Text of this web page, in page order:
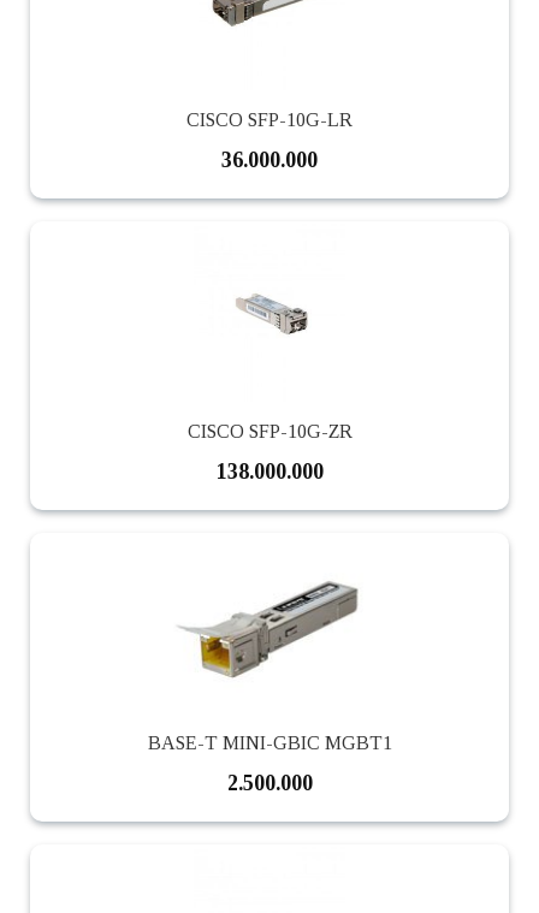
CISCO SFP-10G-LR
36.000.000
CISCO SFP-10G-ZR
138.000.000
BASE-T MINI-GBIC MGBT1
2.500.000